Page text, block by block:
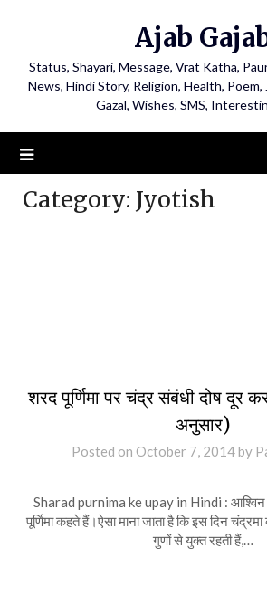
Ajab
Status, Shayari, Message, Vrat Katha,
News, Hindi Story, Religion, Health,
Gazal, Wishes, SMS,
Category: Jyotish
शरद पूर्णिमा पर चंद्र संबंधी दोष दूर
अनुसार)
Posted on October 7, 2014by
Sharad purnima ke upay in Hindi : आश्विन
पूर्णिमा कहते हैं।ऐसा माना जाता है कि इस दिन
गुणों से युक्त रहती हैं,…